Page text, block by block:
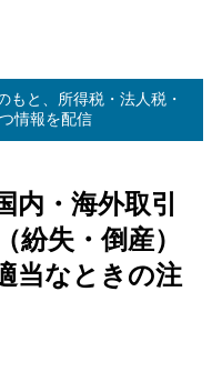
もと、所得税・法人税・
情報を配信
内・海外取引
紛失・倒産）
当なときの注